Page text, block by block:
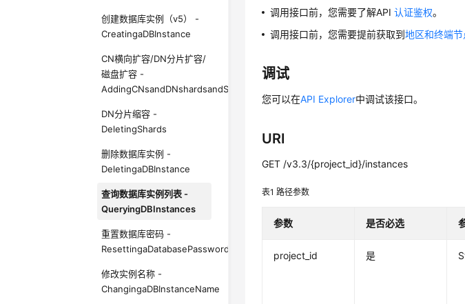
创建数据库实例（v5） -
CreatingaDBInstance
CN横向扩容/DN分片扩容/
磁盘扩容 -
AddingCNsandDNshardsandScalingupStorage
DN分片缩容 -
DeletingShards
删除数据库实例 -
DeletingaDBInstance
查询数据库实例列表 -
QueryingDBInstances
重置数据库密码 -
ResettingaDatabasePassword
修改实例名称 -
ChangingaDBInstanceName
调用接口前，您需要了解API认证鉴权。
调用接口前，您需要提前获取到地区和终端节
调试
您可以在API Explorer中调试该接口。
URI
GET /v3.3/{project_id}/instances
表1路径参数
参数 是否必选
project_id 是